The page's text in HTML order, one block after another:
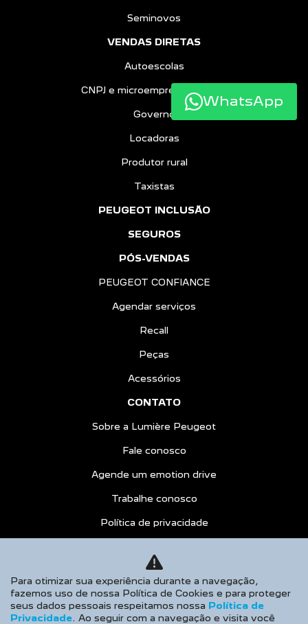
Seminovos
VENDAS DIRETAS
Autoescolas
CNPJ e microempreendedores
Governo
Locadoras
Produtor rural
Taxistas
PEUGEOT INCLUSÃO
SEGUROS
PÓS-VENDAS
PEUGEOT CONFIANCE
Agendar serviços
Recall
Peças
Acessórios
CONTATO
Sobre a Lumière Peugeot
Fale conosco
Agende um emotion drive
Trabalhe conosco
Política de privacidade
AGENDE UM TEST DRIVE
Desacelere. Seu bem maior é a vida.
WhatsApp
Para otimizar sua experiência durante a navegação,
fazemos uso de nossa Política de Cookies e para proteger
seus dados pessoais respeitamos nossa Política de
Privacidade. Ao seguir com a navegação e visita você